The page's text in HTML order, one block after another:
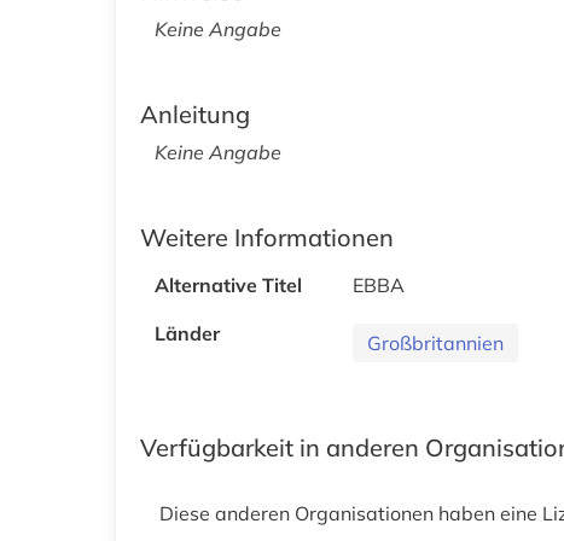
Keine Angabe
Anleitung
Keine Angabe
Weitere Informationen
Alternative Titel
EBBA
Länder
Großbritannien
Verfügbarkeit in anderen
Diese anderen Organisationen haben eine